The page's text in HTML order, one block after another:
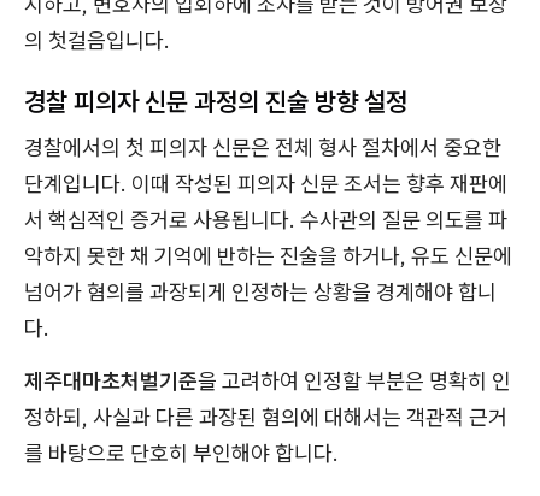
의 첫걸음입니다.
경찰 피의자 신문 과정의 진술 방향 설정
경찰에서의 첫 피의자 신문은 전체 형사 절차에서 중요한
단계입니다. 이때 작성된 피의자 신문 조서는 향후 재판에
서 핵심적인 증거로 사용됩니다. 수사관의 질문 의도를 파
악하지 못한 채 기억에 반하는 진술을 하거나, 유도 신문에
넘어가 혐의를 과장되게 인정하는 상황을 경계해야 합니
다.
제주대마초처벌기준을 고려하여 인정할 부분은 명확히 인
정하되, 사실과 다른 과장된 혐의에 대해서는 객관적 근거
를 바탕으로 단호히 부인해야 합니다.